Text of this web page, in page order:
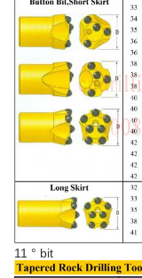
11 ° bit